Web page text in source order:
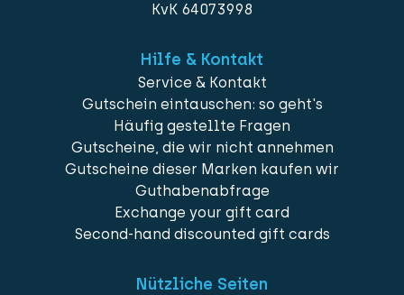
KvK 64073998
Hilfe & Kontakt
Service & Kontakt
Gutschein eintauschen: so geht's
Häufig gestellte Fragen
Gutscheine, die wir nicht annehmen
Gutscheine dieser Marken kaufen wir
Guthabenabfrage
Exchange your gift card
Second-hand discounted gift cards
Nützliche Seiten